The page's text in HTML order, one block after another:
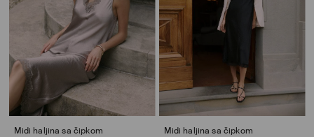
Midi haljina sa čipkom
Midi haljina sa čipkom